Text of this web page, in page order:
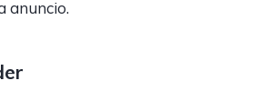
anuncio.